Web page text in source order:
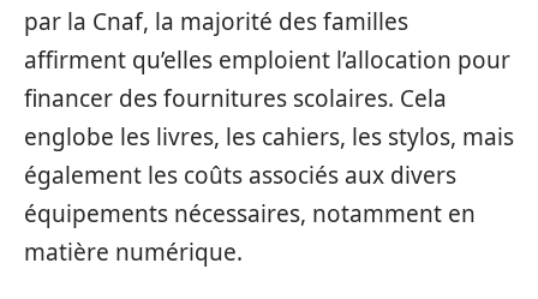
par la Cnaf, la majorité des familles
affirment qu’elles emploient l’allocation pour
financer des fournitures scolaires. Cela
englobe les livres, les cahiers, les stylos, mais
également les coûts associés aux divers
équipements nécessaires, notamment en
matière numérique.